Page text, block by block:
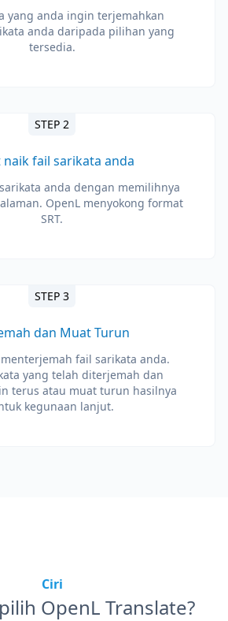
yang anda ingin terjemahkan
anda daripada pilihan yang
tersedia.
STEP 2
naik fail sarikata anda
anda dengan memilihnya
OpenL menyokong format
SRT.
STEP 3
dan Muat Turun
fail sarikata anda.
yang telah diterjemah dan
terus atau muat turun hasilnya
kegunaan lanjut.
Ciri
OpenL Translate?